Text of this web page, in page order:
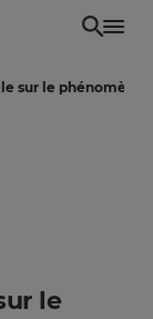
sur le phénomène
le